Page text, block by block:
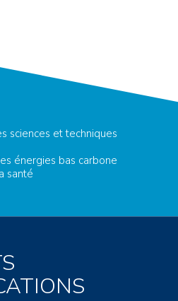
sciences et techniques
énergies bas carbone
santé